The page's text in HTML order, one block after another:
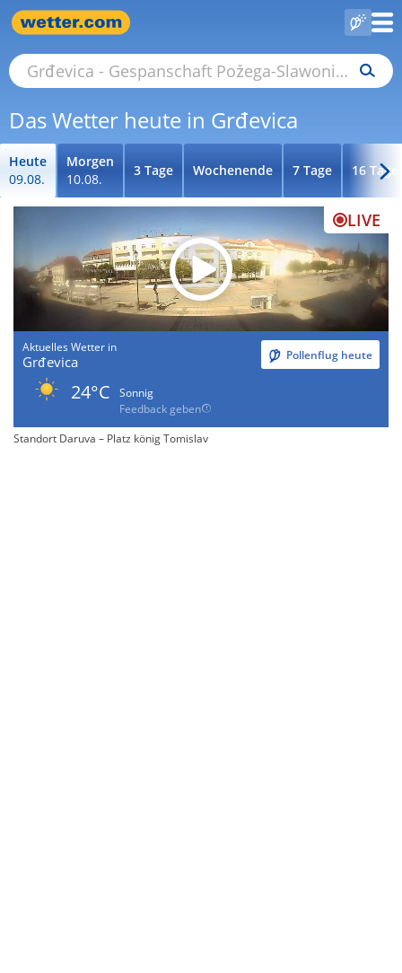
Das Wetter heute in Grđevica
Heute
09.08.
Morgen
10.08.
3 Tage Wochenende 7 Tage 16 Tage
LIVE
Aktuelles Wetter in
Grđevica Pollenflug heute
24°C
Sonnig
Feedback geben
Standort Daruva – Platz könig Tomislav